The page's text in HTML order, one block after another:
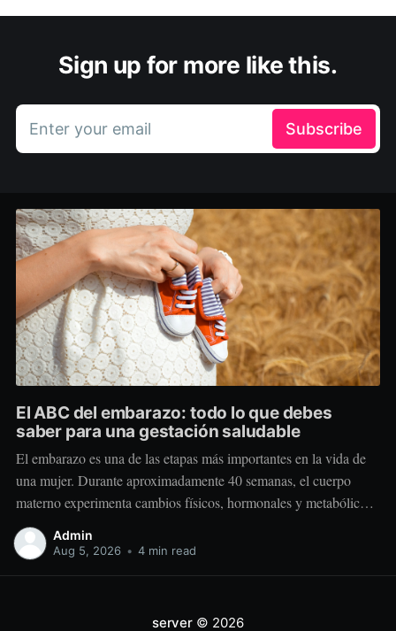
Sign up for more like this.
Enter your email Subscribe
El ABC del embarazo: todo lo que debes
saber para una gestación saludable
El embarazo es una de las etapas más importantes en la vida de
una mujer. Durante aproximadamente 40 semanas, el cuerpo
materno experimenta cambios físicos, hormonales y metabólicos
extraordinarios para crear y sostener una nueva vida. Más allá de
“comer por dos”, el embarazo requiere comer mejor, nutrir
Admin
Aug 5, 2026 • 4 min read
server© 2026